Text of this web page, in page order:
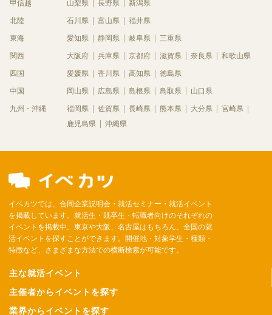
甲信越 山梨県 長野県 新潟県
北陸 石川県 富山県 福井県
東海 愛知県 静岡県 岐阜県 三重県
関西 大阪府 兵庫県 京都府 滋賀県 奈良県 和歌山県
四国 愛媛県 香川県 高知県 徳島県
中国 岡山県 広島県 島根県 鳥取県 山口県
九州・沖縄 福岡県 佐賀県 長崎県 熊本県 大分県
宮崎県
鹿児島県
沖縄県
イベカツでは、合同企業説明会・就活セミナー・就活イベント
を掲載しています。就活生・既卒生・転職者向けのそれぞれの
イベントを掲載中。東京や大阪、名古屋はもちろん、全国の就
活イベントを探すことができます。開催地・対象学生・種類・
特徴など、さまざまな方法での横断検索が可能です。
主な就活イベント
主催者からイベントを探す
業界からイベントを探す